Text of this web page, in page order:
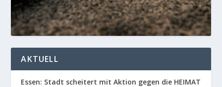
AKTUELL
Essen: Stadt scheitert mit Aktion gegen die HEIMAT